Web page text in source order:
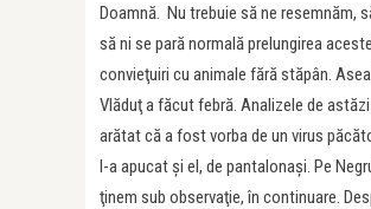
Doamnă. Nu trebuie să ne resemnăm,
să ni se pară normală prelungirea
convieţuiri cu animale fără stăpân.
Vlăduţ a făcut febră. Analizele de
arătat că a fost vorba de un virus
l-a apucat şi el, de pantalonaşi. Pe
ţinem sub observaţie, în continuare.